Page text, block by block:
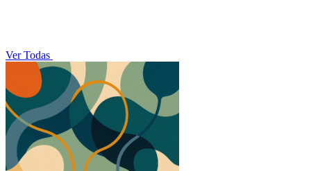
Ver Todas